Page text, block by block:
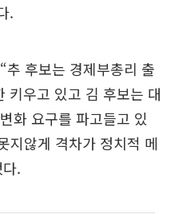
.
추 후보는 경제부총리 출
키우고 있고 김 후보는 대
화 요구를 파고들고 있
지않게 격차가 정치적 메
.